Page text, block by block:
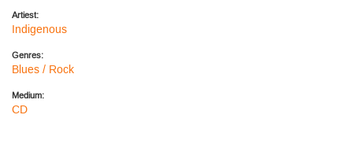
Artiest:
Indigenous
Genres:
Blues / Rock
Medium:
CD